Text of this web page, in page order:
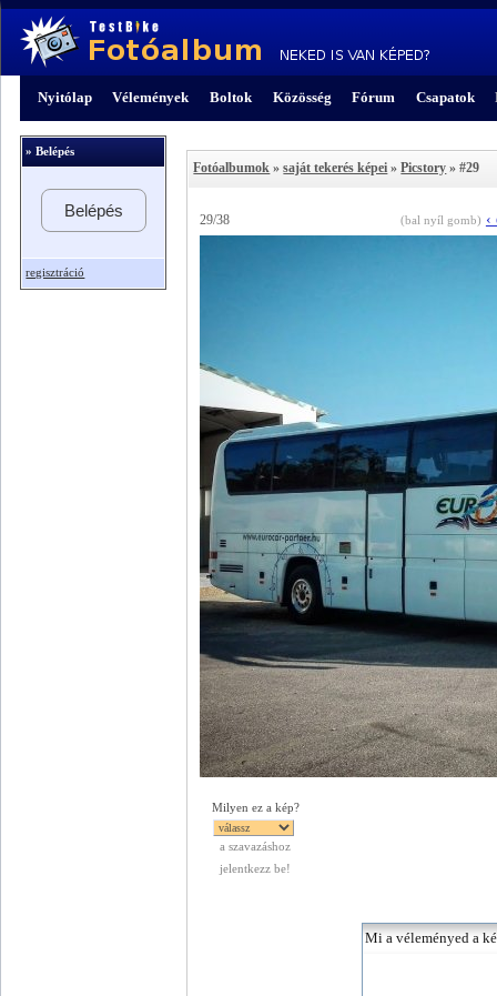
Nyitólap Vélemények Boltok Közösség Fórum Csapatok
» Belépés
Belépés
regisztráció
Fotóalbumok »saját tekerés képei »Picstory » #29
29/38 (bal nyíl gomb) ‹
Milyen ez a kép?
a szavazáshoz
jelentkezz be!